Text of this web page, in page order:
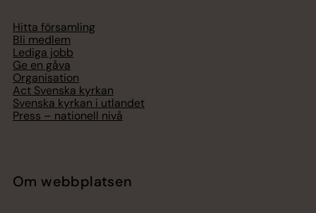
Hitta församling
Bli medlem
Lediga jobb
Ge en gåva
Organisation
Act Svenska kyrkan
Svenska kyrkan i utlandet
Press – nationell nivå
Om webbplatsen